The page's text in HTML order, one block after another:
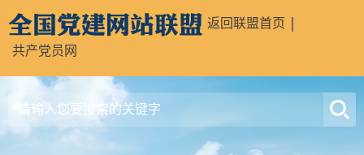
返回联盟首页
共产党员网